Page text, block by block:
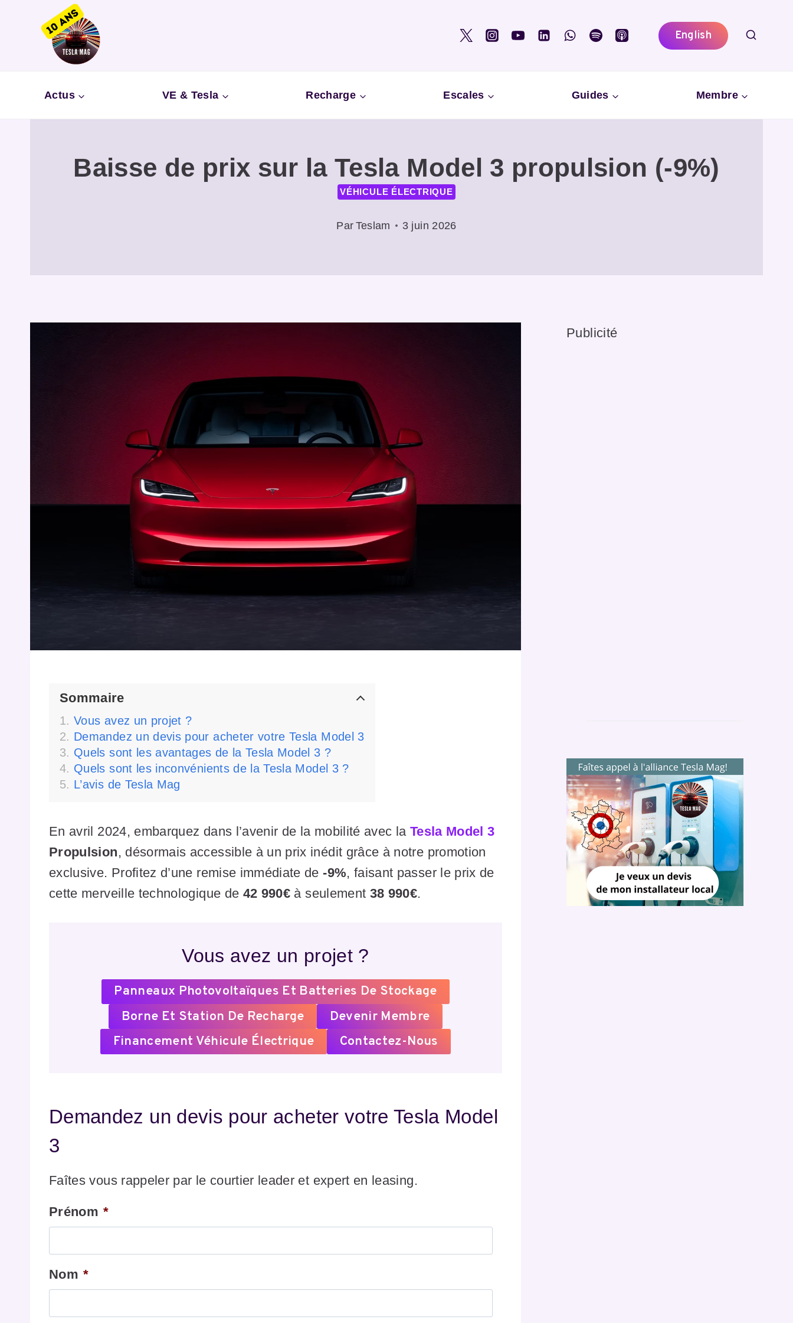
English
Actus VE & Tesla Recharge Escales Guides Membre
Baisse de prix sur la Tesla Model 3 propulsion (-9%)
VÉHICULE ÉLECTRIQUE
Par Teslam 3 juin 2026
Sommaire
Vous avez un projet ?
Demandez un devis pour acheter votre Tesla Model 3
Quels sont les avantages de la Tesla Model 3 ?
Quels sont les inconvénients de la Tesla Model 3 ?
L’avis de Tesla Mag
En avril 2024, embarquez dans l’avenir de la mobilité avec la Tesla Model 3
Propulsion, désormais accessible à un prix inédit grâce à notre promotion
exclusive. Profitez d’une remise immédiate de-9%, faisant passer le prix de
cette merveille technologique de 42 990€ à seulement 38 990€.
Vous avez un projet ?
Panneaux Photovoltaïques Et Batteries De Stockage
Borne Et Station De Recharge
Devenir Membre
Financement Véhicule Électrique
Contactez-Nous
Demandez un devis pour acheter votre Tesla Model
3
Faîtes vous rappeler par le courtier leader et expert en leasing.
Prénom *
Nom *
Publicité